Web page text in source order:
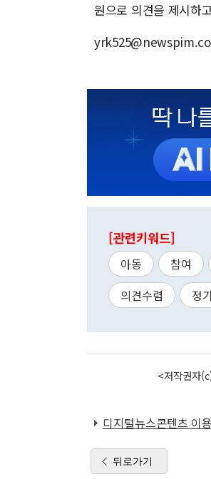
원으로 의견을 제시하
[관련키워드]
아동 참여
의견수렴
정
<저작권자
디지털뉴스콘텐츠 이
뒤로가기